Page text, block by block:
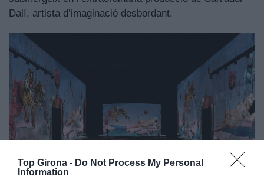
Top Girona - Do Not Process My Personal
Information
Dalí, artista d’imaginació desbordant.